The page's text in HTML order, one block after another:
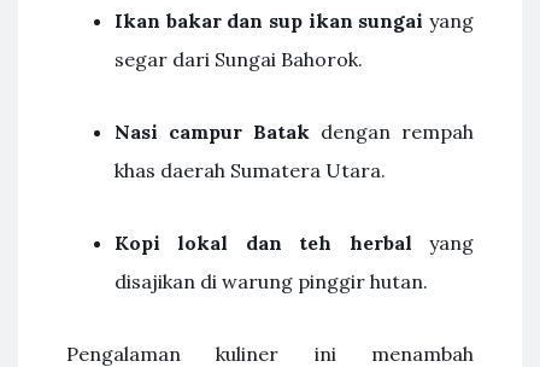
Ikan bakar dan sup ikan sungai yang
segar dari Sungai Bahorok.
Nasi campur Batak dengan rempah
khas daerah Sumatera Utara.
Kopi lokal dan teh herbal yang
disajikan di warung pinggir hutan.
Pengalaman kuliner ini menambah